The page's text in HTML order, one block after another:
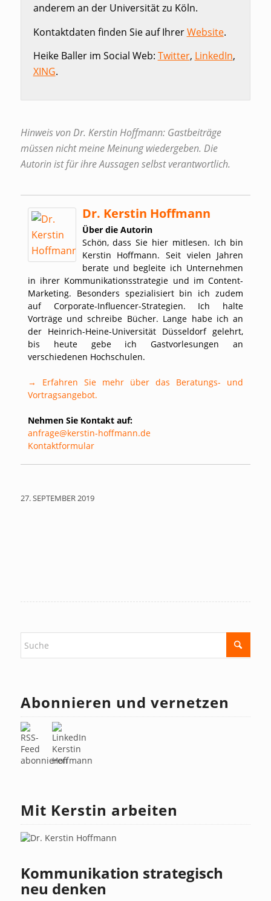
anderem an der Universität zu Köln.
Kontaktdaten finden Sie auf IhrerWebsite.
Heike Baller im Social Web: Twitter, LinkedIn,
XING.
Hinweis von Dr. Kerstin Hoffmann: Gastbeiträge
müssen nicht meine Meinung wiedergeben. Die
Autorin ist für ihre Aussagen selbst verantwortlich.
Dr. Kerstin Hoffmann
Über die Autorin
Schön, dass Sie hier mitlesen. Ich bin
Kerstin Hoffmann. Seit vielen Jahren
berate und begleite ich Unternehmen
in ihrer Kommunikationsstrategie und im Content-
Marketing. Besonders spezialisiert bin ich zudem
auf Corporate-Influencer-Strategien. Ich halte
Vorträge und schreibe Bücher. Lange habe ich an
der Heinrich-Heine-Universität Düsseldorf gelehrt,
bis heute gebe ich Gastvorlesungen an
verschiedenen Hochschulen.
→ Erfahren Sie mehr über das Beratungs- und
Vortragsangebot.
Nehmen Sie Kontakt auf:
anfrage@kerstin-hoffmann.de
Kontaktformular
27. SEPTEMBER 2019
Abonnieren und vernetzen
Mit Kerstin arbeiten
Kommunikation strategisch
neu denken